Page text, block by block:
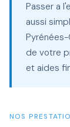
Passer a
aussi
de votre
et aides
NOS